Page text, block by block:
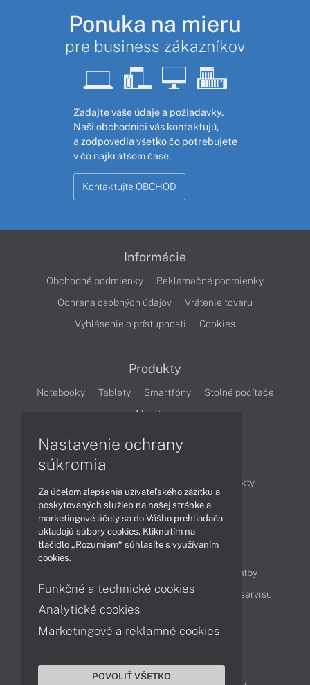
Ponuka na mieru
pre business zákazníkov
Zadajte vaše údaje a požiadavky.
Naši obchodníci vás kontaktujú,
a zodpovedia všetko čo potrebujete
v čo najkratšom čase.
Kontaktujte OBCHOD
Informácie
Obchodné podmienky
Reklamačné podmienky
Ochrana osobných údajov
Vrátenie tovaru
Vyhlásenie o prístupnosti
Cookies
Produkty
Notebooky Tablety Smartfóny
Stolné počítače
Monitory
Produkty
Technológie
Videá
Obsah
Možnosti doručenia a platby
Podpora a servis
Servisné služby Cenník servisu
Kontakty
043 4224 771
Obchodné oddelenie
Nastavenie ochrany
súkromia
Za účelom zlepšenia užívateľského zážitku a
poskytovaných služieb na našej stránke a
marketingové účely sa do Vášho prehliadača
ukladajú súbory cookies. Kliknutím na
tlačidlo „Rozumiem“ súhlasíte s využívaním
cookies.
Funkčné a technické cookies
Analytické cookies
Marketingové a reklamné cookies
POVOLIŤ VŠETKO